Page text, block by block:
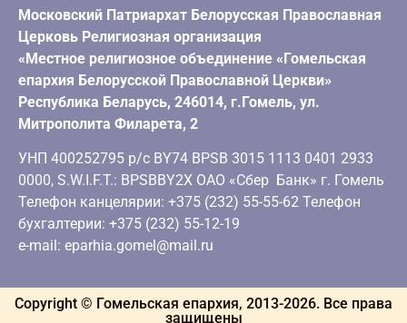
Московский Патриархат Белорусская Православная
Церковь Религиозная организация
«Местное религиозное объединение «Гомельская
епархия Белорусской Православной Церкви»
Республика Беларусь, 246014, г.Гомель, ул.
Митрополита Филарета, 2
УНП 400252795 р/с BY74 BPSB 3015 1113 0401 2933
0000, S.W.I.F.T.: BPSBBY2X ОАО «Сбер Банк» г. Гомель
Телефон канцелярии: +375 (232) 55-55-62 Телефон
бухгалтерии: +375 (232) 55-12-19
e-mail: eparhia.gomel@mail.ru
Copyright © Гомельская епархия, 2013-2026. Все права
защищены